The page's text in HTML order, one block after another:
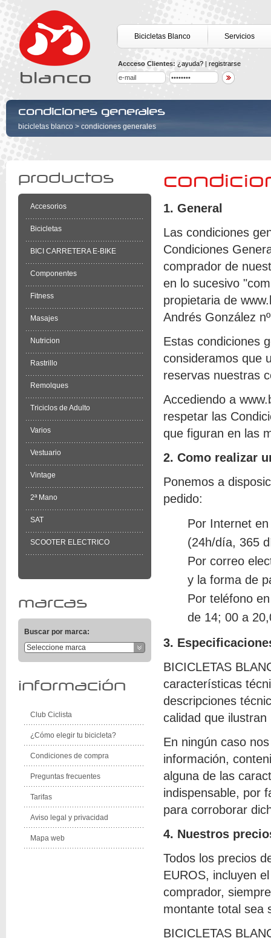
Bicicletas Blanco Servicios
Accceso Clientes: ¿ayuda? | registrarse
condiciones generales
bicicletas blanco > condiciones generales
productos
Accesorios
Bicicletas
BICI CARRETERA E-BIKE
Componentes
Fitness
Masajes
Nutricion
Rastrillo
Remolques
Triciclos de Adulto
Varios
Vestuario
Vintage
2ª Mano
SAT
SCOOTER ELECTRICO
marcas
Buscar por marca:
Seleccione marca
información
Club Ciclista
¿Cómo elegir tu bicicleta?
Condiciones de compra
Preguntas frecuentes
Tarifas
Aviso legal y privacidad
Mapa web
1. General
Las condiciones
Condiciones
comprador de
en lo sucesivo
propietaria de
Andrés González
Estas condiciones
consideramos que
reservas nuestras
Accediendo a
respetar las
que figuran en las
2. Como realizar
Ponemos a
pedido:
Por Internet
(24h/día, 365
Por correo
y la forma de
Por teléfono
de 14; 00 a
3.
BICICLETAS
características
descripciones
calidad que
En ningún caso
información,
alguna de las
indispensable, por
para corroborar
4. Nuestros
Todos los precios
EUROS, incluyen
comprador,
montante total sea
BICICLETAS